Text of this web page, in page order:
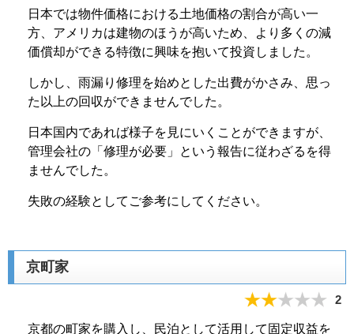
日本では物件価格における土地価格の割合が高い一
方、アメリカは建物のほうが高いため、より多くの減
価償却ができる特徴に興味を抱いて投資しました。
しかし、雨漏り修理を始めとした出費がかさみ、思っ
た以上の回収ができませんでした。
日本国内であれば様子を見にいくことができますが、
管理会社の「修理が必要」という報告に従わざるを得
ませんでした。
失敗の経験としてご参考にしてください。
京町家
2
京都の町家を購入し、民泊として活用して固定収益を